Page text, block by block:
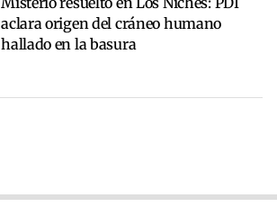
aclara origen del cráneo humano
hallado en la basura